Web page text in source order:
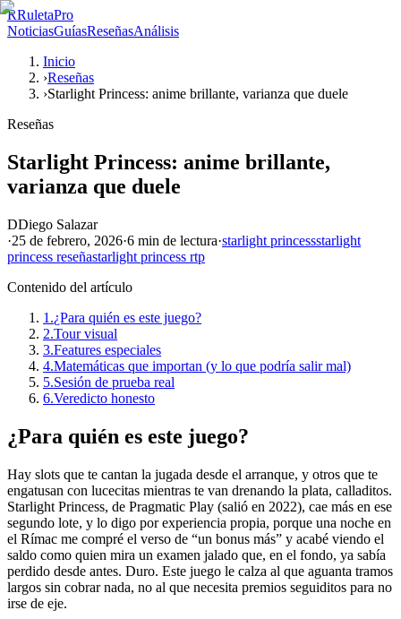
RRuletaPro
NoticiasGuíasReseñasAnálisis
Inicio
›Reseñas
›Starlight Princess: anime brillante, varianza que duele
Reseñas
Starlight Princess: anime brillante,
varianza que duele
DDiego Salazar
·25 de febrero, 2026·6 min de lectura·starlight princessstarlight
princess reseñastarlight princess rtp
Contenido del artículo
1.¿Para quién es este juego?
2.Tour visual
3.Features especiales
4.Matemáticas que importan (y lo que podría salir mal)
5.Sesión de prueba real
6.Veredicto honesto
¿Para quién es este juego?
Hay slots que te cantan la jugada desde el arranque, y otros que te
engatusan con lucecitas mientras te van drenando la plata, calladitos.
Starlight Princess, de Pragmatic Play (salió en 2022), cae más en ese
segundo lote, y lo digo por experiencia propia, porque una noche en
el Rímac me compré el verso de “un bonus más” y acabé viendo el
saldo como quien mira un examen jalado que, en el fondo, ya sabía
perdido desde antes. Duro. Este juego le calza al que aguanta tramos
largos sin cobrar nada, no al que necesita premios seguiditos para no
irse de eje.